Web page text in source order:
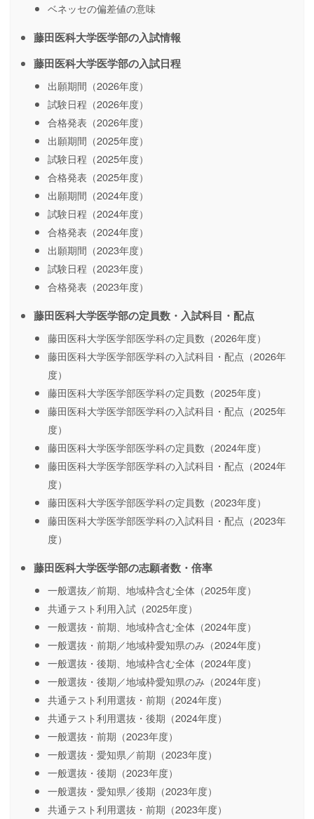
ベネッセの偏差値の意味
藤田医科大学医学部の入試情報
藤田医科大学医学部の入試日程
出願期間（2026年度）
試験日程（2026年度）
合格発表（2026年度）
出願期間（2025年度）
試験日程（2025年度）
合格発表（2025年度）
出願期間（2024年度）
試験日程（2024年度）
合格発表（2024年度）
出願期間（2023年度）
試験日程（2023年度）
合格発表（2023年度）
藤田医科大学医学部の定員数・入試科目・配点
藤田医科大学医学部医学科の定員数（2026年度）
藤田医科大学医学部医学科の入試科目・配点（2026年
度）
藤田医科大学医学部医学科の定員数（2025年度）
藤田医科大学医学部医学科の入試科目・配点（2025年
度）
藤田医科大学医学部医学科の定員数（2024年度）
藤田医科大学医学部医学科の入試科目・配点（2024年
度）
藤田医科大学医学部医学科の定員数（2023年度）
藤田医科大学医学部医学科の入試科目・配点（2023年
度）
藤田医科大学医学部の志願者数・倍率
一般選抜／前期、地域枠含む全体（2025年度）
共通テスト利用入試（2025年度）
一般選抜・前期、地域枠含む全体（2024年度）
一般選抜・前期／地域枠愛知県のみ（2024年度）
一般選抜・後期、地域枠含む全体（2024年度）
一般選抜・後期／地域枠愛知県のみ（2024年度）
共通テスト利用選抜・前期（2024年度）
共通テスト利用選抜・後期（2024年度）
一般選抜・前期（2023年度）
一般選抜・愛知県／前期（2023年度）
一般選抜・後期（2023年度）
一般選抜・愛知県／後期（2023年度）
共通テスト利用選抜・前期（2023年度）